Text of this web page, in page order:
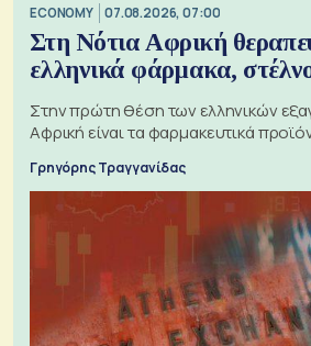
ECONOMY 07.08.2026, 07:00
Στη Νότια Αφρική
ελληνικά φάρμακα,
Στην πρώτη θέση των ελληνικών
Αφρική είναι τα φαρμακευτικά
Γρηγόρης Τραγγανίδας